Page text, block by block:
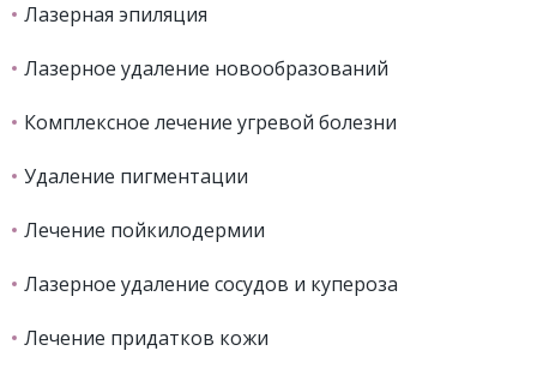
Лазерная эпиляция
Лазерное удаление новообразований
Комплексное лечение угревой болезни
Удаление пигментации
Лечение пойкилодермии
Лазерное удаление сосудов и купероза
Лечение придатков кожи